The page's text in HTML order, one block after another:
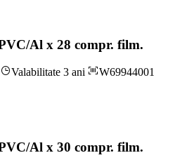
Al x 28 compr. film.
Valabilitate 3 ani
W69944001
Al x 30 compr. film.